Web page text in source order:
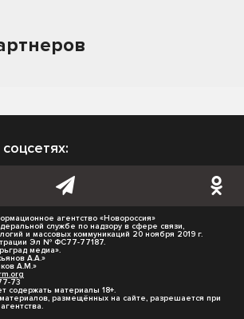
агентство «Новороссия»
службе по надзору в сфере связи,
и массовых коммуникаций 20 ноября 2019 г.
Эл № ФС77-77187.
медиа».
А.А.»
А.М.»
73
содержать материалы 18+.
размещённых на сайте, разрешается при